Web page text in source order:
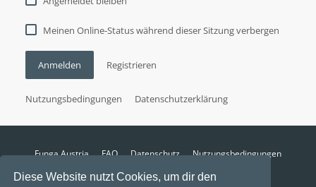
Diese Website nutzt Cookies, um dir den
Meinen Online-Status während dieser Sitzung verbergen
Anmelden Registrieren
Nutzungsbedingungen Datenschutzerklärung
Funga Austria FAQ Datenschutz
Nutzungsbedingungen
Alle Zeiten sindUTC+02:00